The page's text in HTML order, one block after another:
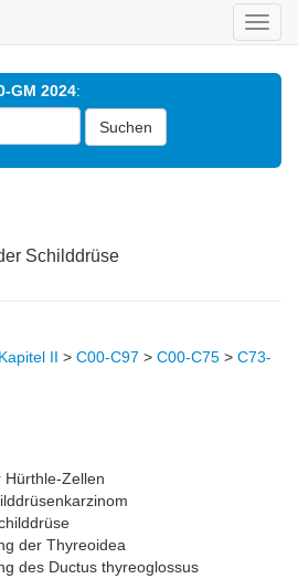
GM 2024:
Suchen
Schilddrüse
Kapitel II > C00-C97 > C00-C75 > C73-
Hürthle-Zellen
der Thyreoidea
des Ductus thyreoglossus